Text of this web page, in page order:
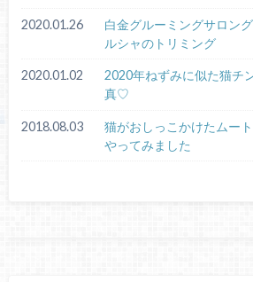
2020.01.26
白金グルーミングサロン
ルシャのトリミング
2020.01.02
2020年ねずみに似た猫チ
真♡
2018.08.03
猫がおしっこかけたムー
やってみました